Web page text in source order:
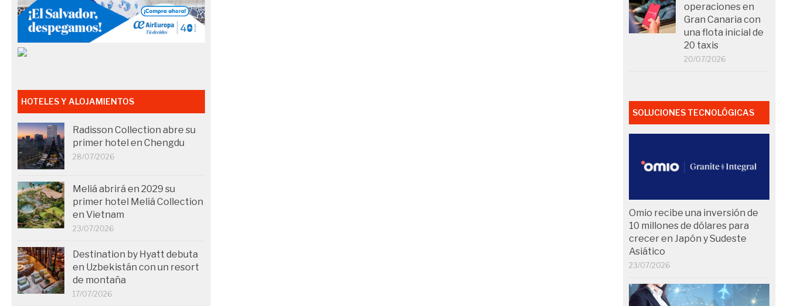
HOTELES Y ALOJAMIENTOS
Radisson Collection abre su
primer hotel en Chengdu
28/07/2026
Meliá abrirá en 2029 su
primer hotel Meliá Collection
en Vietnam
23/07/2026
Destination by Hyatt debuta
en Uzbekistán con un resort
de montaña
17/07/2026
operaciones en
Gran Canaria con
una flota inicial de
20 taxis
20/07/2026
SOLUCIONES TECNOLÓGICAS
Omio recibe una inversión de
10 millones de dólares para
crecer en Japón y Sudeste
Asiático
23/07/2026